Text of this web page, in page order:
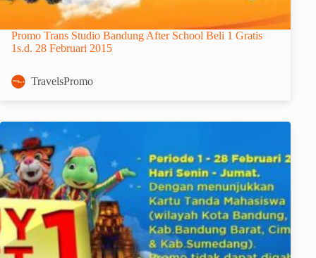
Promo Trans Studio Bandung After School Beli 1 Gratis
1s.d. 28 Februari 2015
TravelsPromo